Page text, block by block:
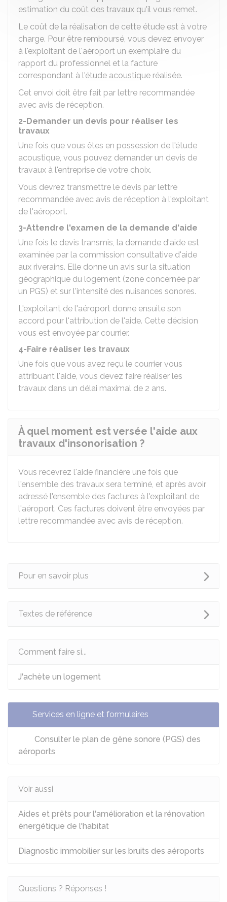
estimation du coût des travaux qu'il vous remet.
Le coût de la réalisation de cette étude est à votre
charge. Pour être remboursé, vous devez envoyer
à l'exploitant de l'aéroport un exemplaire du
rapport du professionnel et la facture
correspondant à l'étude acoustique réalisée.
Cet envoi doit être fait par lettre recommandée
avec avis de réception.
2-Demander un devis pour réaliser les
travaux
Une fois que vous êtes en possession de l'étude
acoustique, vous pouvez demander un devis de
travaux à l'entreprise de votre choix.
Vous devrez transmettre le devis par lettre
recommandée avec avis de réception à l'exploitant
de l'aéroport.
3-Attendre l'examen de la demande d'aide
Une fois le devis transmis, la demande d'aide est
examinée par la commission consultative d'aide
aux riverains. Elle donne un avis sur la situation
géographique du logement (zone concernée par
un PGS) et sur l'intensité des nuisances sonores.
L'exploitant de l'aéroport donne ensuite son
accord pour l'attribution de l'aide. Cette décision
vous est envoyée par courrier.
4-Faire réaliser les travaux
Une fois que vous avez reçu le courrier vous
attribuant l'aide, vous devez faire réaliser les
travaux dans un délai maximal de 2 ans.
À quel moment est versée l'aide aux
travaux d'insonorisation ?
Vous recevrez l'aide financière une fois que
l'ensemble des travaux sera terminé, et après avoir
adressé l'ensemble des factures à l'exploitant de
l'aéroport. Ces factures doivent être envoyées par
lettre recommandée avec avis de réception.
Pour en savoir plus
Textes de référence
Comment faire si...
J'achète un logement
Services en ligne et formulaires
Consulter le plan de gêne sonore (PGS) des
aéroports
Voir aussi
Aides et prêts pour l'amélioration et la rénovation
énergétique de l'habitat
Diagnostic immobilier sur les bruits des aéroports
Questions ? Réponses !